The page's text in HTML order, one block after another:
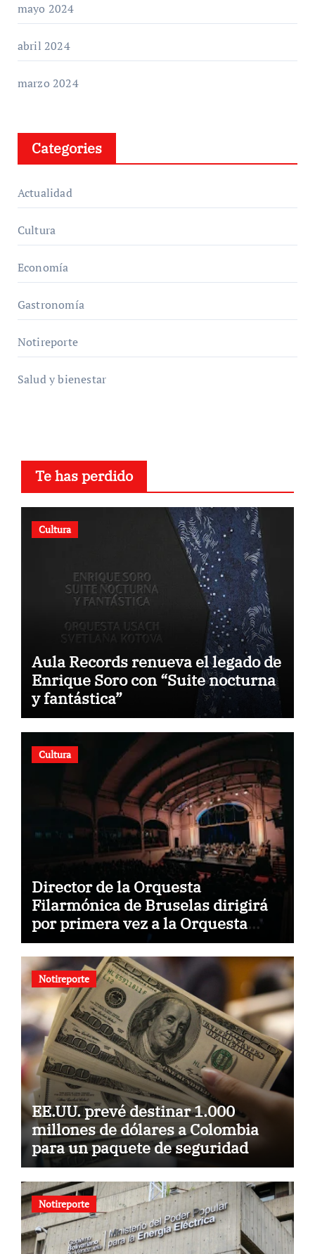
mayo 2024
abril 2024
marzo 2024
Categories
Actualidad
Cultura
Economía
Gastronomía
Notireporte
Salud y bienestar
Te has perdido
Cultura
Aula Records renueva el legado de
Enrique Soro con “Suite nocturna
y fantástica”
Cultura
Director de la Orquesta
Filarmónica de Bruselas dirigirá
por primera vez a la Orquesta
Usach
Notireporte
EE.UU. prevé destinar 1.000
millones de dólares a Colombia
para un paquete de seguridad
Notireporte